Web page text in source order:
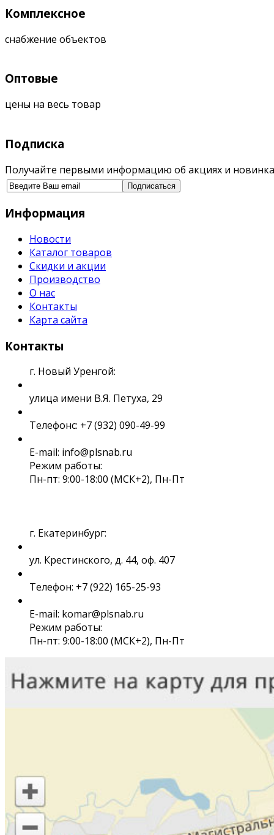
Комплексное
снабжение объектов
Оптовые
цены на весь товар
Подписка
Получайте первыми информацию об акциях и
Информация
Новости
Каталог товаров
Скидки и акции
Производство
О нас
Контакты
Карта сайта
Контакты
г. Новый Уренгой:
улица имени В.Я. Петуха, 29
Телефонс: +7 (932) 090-49-99
E-mail: info@plsnab.ru
Режим работы:
Пн-пт: 9:00-18:00 (МСК+2), Пн-Пт
г. Екатеринбург:
ул. Крестинского, д. 44, оф. 407
Телефон: +7 (922) 165-25-93
E-mail: komar@plsnab.ru
Режим работы:
Пн-пт: 9:00-18:00 (МСК+2), Пн-Пт